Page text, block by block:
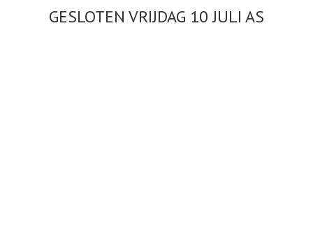
GESLOTEN VRIJDAG 10JULI AS